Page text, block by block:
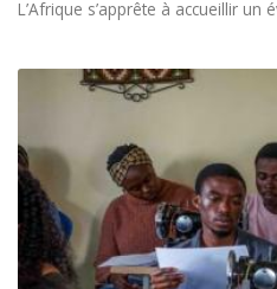
L’Afrique s’apprête à accueillir un